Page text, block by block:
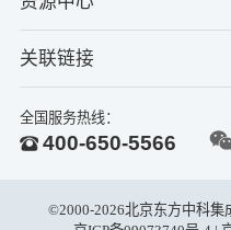
关联链接
全国服务热线：
400-650-5566
©2000-2026北京东方中科集